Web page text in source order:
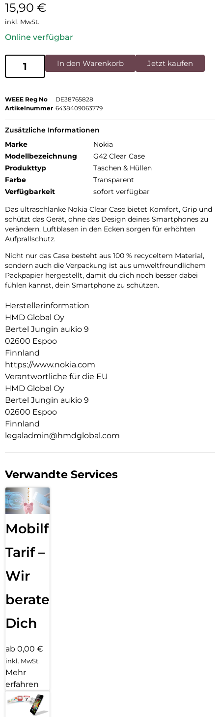
15,90 €
inkl. MwSt.
Online verfügbar
In den Warenkorb Jetzt kaufen
WEEE Reg No
DE38765828
Artikelnummer 6438409063779
Zusätzliche Informationen
Marke
Nokia
Modellbezeichnung
G42 Clear Case
Produkttyp
Taschen & Hüllen
Farbe
Transparent
Verfügbarkeit
sofort verfügbar
Das ultraschlanke Nokia Clear Case bietet Komfort, Grip und
schützt das Gerät, ohne das Design deines Smartphones zu
verändern. Luftblasen in den Ecken sorgen für erhöhten
Aufprallschutz.
Nicht nur das Case besteht aus 100 % recyceltem Material,
sondern auch die Verpackung ist aus umweltfreundlichem
Packpapier hergestellt, damit du dich noch besser dabei
fühlen kannst, dein Smartphone zu schützen.
Herstellerinformation
HMD Global Oy
Bertel Jungin aukio 9
02600 Espoo
Finnland
https://www.nokia.com
Verantwortliche für die EU
HMD Global Oy
Bertel Jungin aukio 9
02600 Espoo
Finnland
legaladmin@hmdglobal.com
Verwandte Services
Mobilfunk
Tarif –
Wir
beraten
Dich
ab 0,00 €
inkl. MwSt.
Mehr
erfahren